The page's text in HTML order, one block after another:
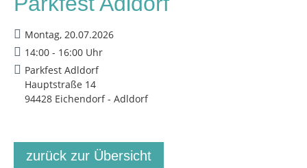
Montag, 20.07.2026
14:00 - 16:00 Uhr
Parkfest Adldorf
Hauptstraße 14
94428 Eichendorf - Adldorf
zurück zur Übersicht